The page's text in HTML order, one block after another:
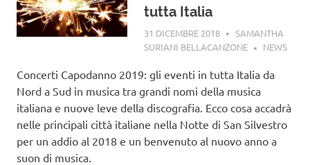
tutta Italia
31 DICEMBRE 2018
SAMANTHA
SURIANI BELLACANZONE
NEWS
Concerti Capodanno 2019: gli eventi in tutta Italia da
Nord a Sud in musica tra grandi nomi della musica
italiana e nuove leve della discografia. Ecco cosa accadrà
nelle principali città italiane nella Notte di San Silvestro
per un addio al 2018 e un benvenuto al nuovo anno a
suon di musica.